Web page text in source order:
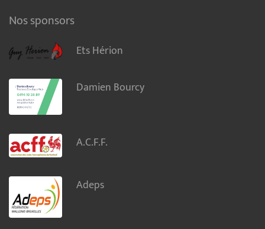
Nos sponsors
Ets Hérion
Damien Bourcy
A.C.F.F.
Adeps